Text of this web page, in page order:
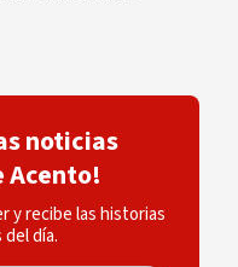
noticias
Acento!
y recibe las historias
día.